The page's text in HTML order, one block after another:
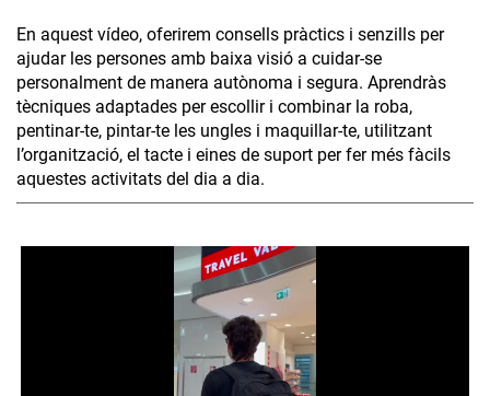
En aquest vídeo, oferirem consells pràctics i senzills per
ajudar les persones amb baixa visió a cuidar-se
personalment de manera autònoma i segura. Aprendràs
tècniques adaptades per escollir i combinar la roba,
pentinar-te, pintar-te les ungles i maquillar-te, utilitzant
l’organització, el tacte i eines de suport per fer més fàcils
aquestes activitats del dia a dia.